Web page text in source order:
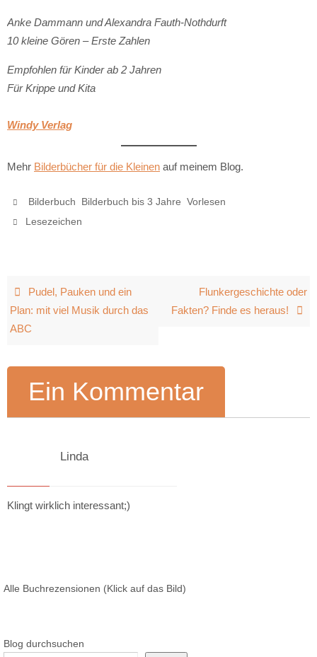
Anke Dammann und Alexandra Fauth-Nothdurft
10 kleine Gören – Erste Zahlen
Empfohlen für Kinder ab 2 Jahren
Für Krippe und Kita
Windy Verlag
Mehr Bilderbücher für die Kleinen auf meinem Blog.
Bilderbuch Bilderbuch bis 3 Jahre ,Vorlesen
Lesezeichen
Pudel, Pauken und ein
Plan: mit viel Musik durch das
ABC
Flunkergeschichte oder
Fakten? Finde es heraus!
Ein Kommentar
Linda
Klingt wirklich interessant;)
Alle Buchrezensionen (Klick auf das Bild)
Blog durchsuchen